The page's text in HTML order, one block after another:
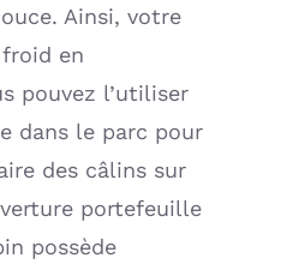
Ainsi, votre
froid en
pouvez l’utiliser
dans le parc pour
des câlins sur
portefeuille
possède